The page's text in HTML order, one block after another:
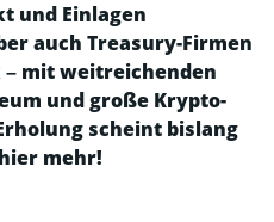
und Einlagen
auch Treasury-Firmen
mit weitreichenden
und große Krypto-
scheint bislang
mehr!